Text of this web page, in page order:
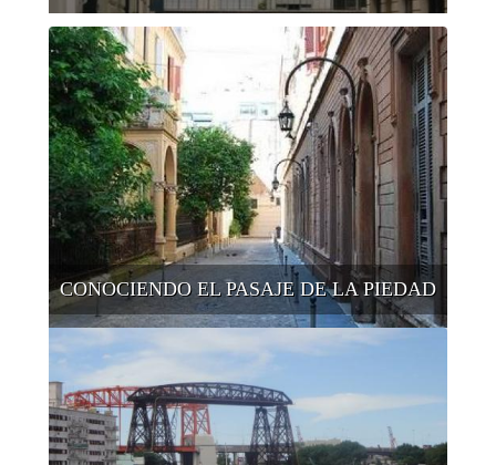
CONOCIENDO EL PASAJE DE LA PIEDAD